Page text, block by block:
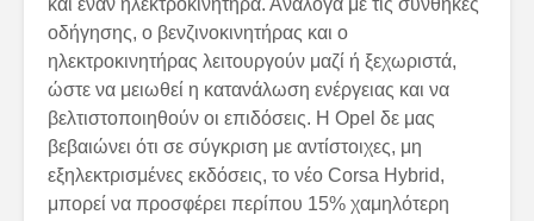
οδήγησης, ο βενζινοκινητήρας και ο
ηλεκτροκινητήρας λειτουργούν μαζί ή ξεχωριστά,
ώστε να μειωθεί η κατανάλωση ενέργειας και να
βελτιστοποιηθούν οι επιδόσεις. Η Opel δε μας
βεβαιώνει ότι σε σύγκριση με αντίστοιχες, μη
εξηλεκτρισμένες εκδόσεις, το νέο Corsa Hybrid,
μπορεί να προσφέρει περίπου 15% χαμηλότερη